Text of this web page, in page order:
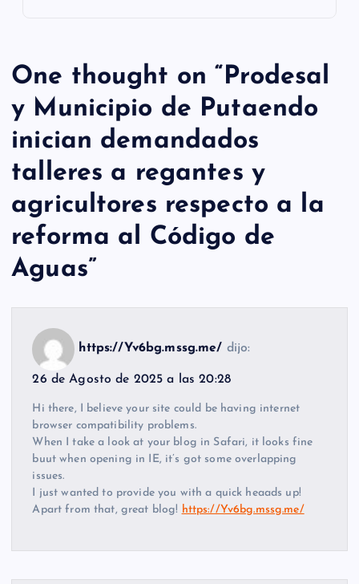
One thought on “Prodesal
y Municipio de Putaendo
inician demandados
talleres a regantes y
agricultores respecto a la
reforma al Código de
Aguas”
https://Yv6bg.mssg.me/ dijo:
26 de Agosto de 2025 a las 20:28
Hi there, I believe your site could be having internet
browser compatibility problems.
When I take a look at your blog in Safari, it looks fine
buut when opening in IE, it’s got some overlapping
issues.
I just wanted to provide you with a quick heaads up!
Apart from that, great blog! https://Yv6bg.mssg.me/